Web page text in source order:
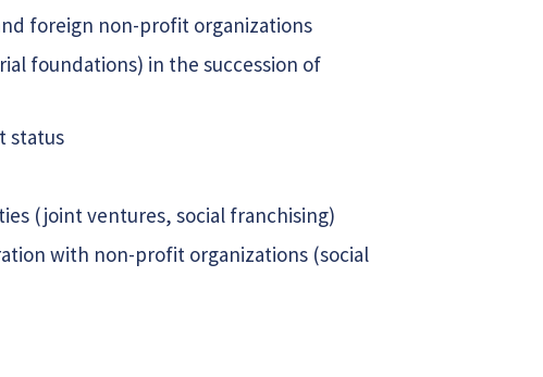
foreign non-profit organizations
foundations) in the succession of
status
(joint ventures, social franchising)
with non-profit organizations (social